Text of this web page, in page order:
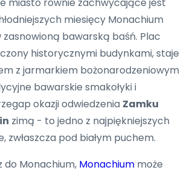
miasto równie zachwycające jest
miesięcy Monachium
zasnowioną bawarską baśń. Plac
historycznymi budynkami, staje
z jarmarkiem bożonarodzeniowym
bawarskie smakołyki i
okazji odwiedzenia Zamku
zimą - to jedno z najpiękniejszych
zwłaszcza pod białym puchem.
do Monachium, Monachium może